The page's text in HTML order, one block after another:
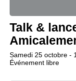
Talk &
Samedi 25 octobre -
Événement libre